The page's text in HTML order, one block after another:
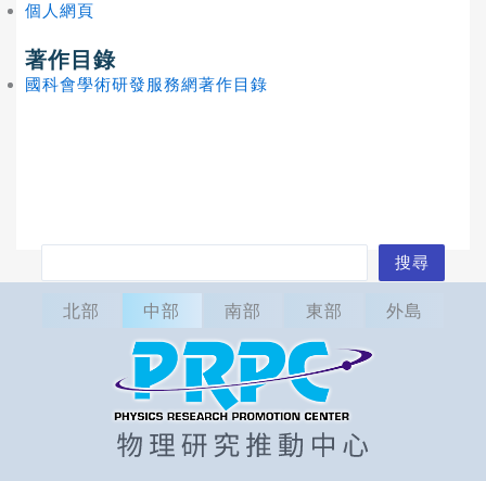
個人網頁
著作目錄
國科會學術研發服務網著作目錄
搜尋
北部 中部 南部 東部 外島